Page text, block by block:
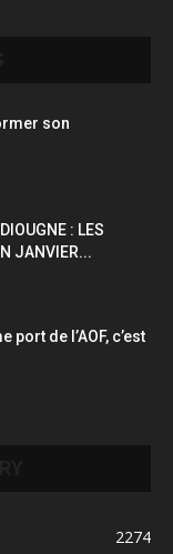
son
: LES
JANVIER...
port de l’AOF, c’est
2274